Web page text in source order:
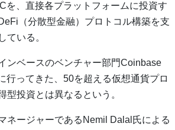
を、直接各プラットフォームに投資す
（分散型金融）プロトコル構築を支
ている。
ンベースのベンチャー部門Coinbase
行ってきた、50を超える仮想通貨プロ
型投資とは異なるという。
ネージャーであるNemil Dalal氏による